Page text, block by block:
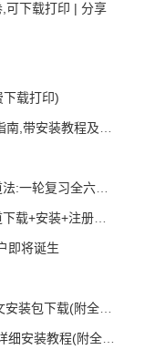
可下载打印 | 分享
载打印)
装教程及问题处理
解析(完整word版文档方式附后)
必备神器,速看使用注意事项!
即将诞生
下载(附全部版本包)
(附全部版本安装包)